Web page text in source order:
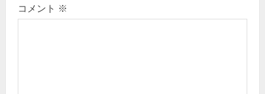
g
コメント ※